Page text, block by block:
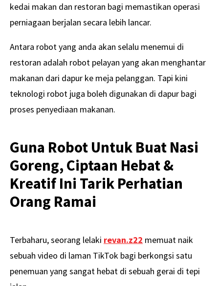
kedai makan dan restoran bagi memastikan operasi
perniagaan berjalan secara lebih lancar.
Antara robot yang anda akan selalu menemui di
restoran adalah robot pelayan yang akan menghantar
makanan dari dapur ke meja pelanggan. Tapi kini
teknologi robot juga boleh digunakan di dapur bagi
proses penyediaan makanan.
Guna Robot Untuk Buat Nasi
Goreng, Ciptaan Hebat &
Kreatif Ini Tarik Perhatian
Orang Ramai
Terbaharu, seorang lelaki revan.z22 memuat naik
sebuah video di laman TikTok bagi berkongsi satu
penemuan yang sangat hebat di sebuah gerai di tepi